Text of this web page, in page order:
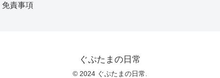
免責事項
ぐぷたまの日常
© 2024 ぐぷたまの日常.